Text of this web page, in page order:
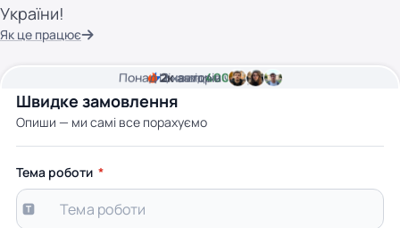
України!
Як це працює
Швидке замовлення
Опиши — ми самі все порахуємо
2хвилини часу
Ціна від400 грн
Понад2кавторів
Тема роботи